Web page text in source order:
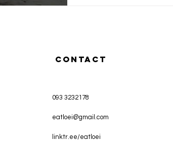
CONTACT
093 3232178
eatloei@gmail.com
linktr.ee/eatloei